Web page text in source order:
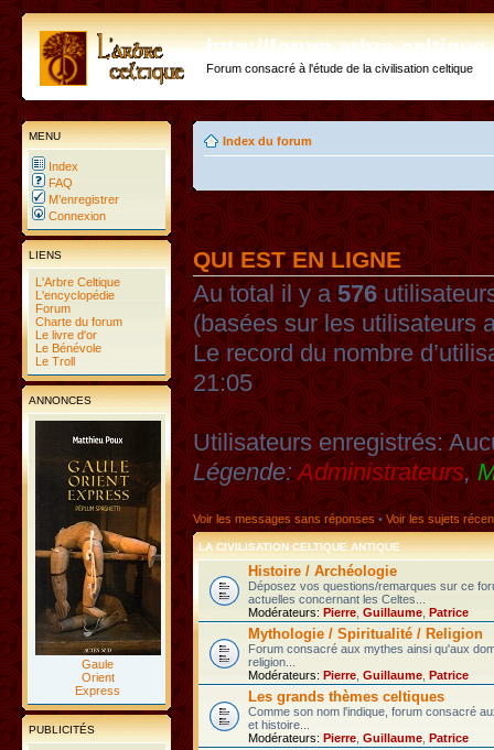
http://forum.arbre-
Forum consacré à l'étude de la civilisation celtique
MENU
Index
FAQ
M’enregistrer
Connexion
LIENS
L'Arbre Celtique
L'encyclopédie
Forum
Charte du forum
Le livre d'or
Le Bénévole
Le Troll
ANNONCES
Gaule
Orient
Express
PUBLICITÉS
Index du forum
QUI EST EN LIGNE
Au total il y a576
(basées sur les utilisateurs
Le record du nombre
21:05
Utilisateurs enregistrés:
Légende:Administrateurs,
Voir les messages sans réponses•Voir les sujets
LA CIVILISATION CELTIQUE ANTIQUE
Histoire / Archéologie
Déposez vos questions/remarques sur ce
actuelles concernant les Celtes...
Modérateurs: Pierre Guillaume Patrice
Mythologie / Spiritualité / Religion
Forum consacré aux mythes ainsi qu'aux
religion...
Modérateurs: Pierre Guillaume Patrice
Les grands thèmes celtiques
Comme son nom l'indique, forum consacré
et histoire...
Modérateurs: Pierre Guillaume Patrice